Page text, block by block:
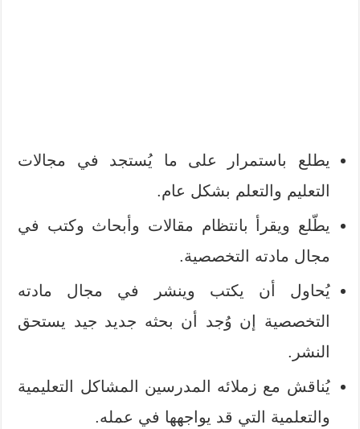
يطلع باستمرار على ما يُستجد في مجالات
التعليم والتعلم بشكل عام.
يطّلع ويقرأ بانتظام مقالات وأبحاث وكتب في
مجال مادته التخصصية.
يُحاول أن يكتب وينشر في مجال مادته
التخصصية إن وُجد أن بحثه جديد جيد يستحق
النشر.
يُناقش مع زملائه المدرسين المشاكل التعليمية
والتعلمية التي قد يواجهها في عمله.